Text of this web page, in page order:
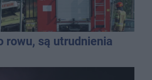
rowu, są utrudnienia